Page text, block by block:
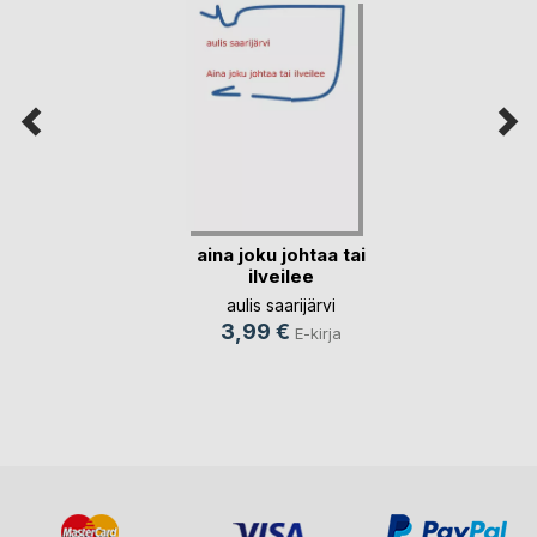
aina joku johtaa tai
ilveilee
aulis saarijärvi
3,99 € E-kirja